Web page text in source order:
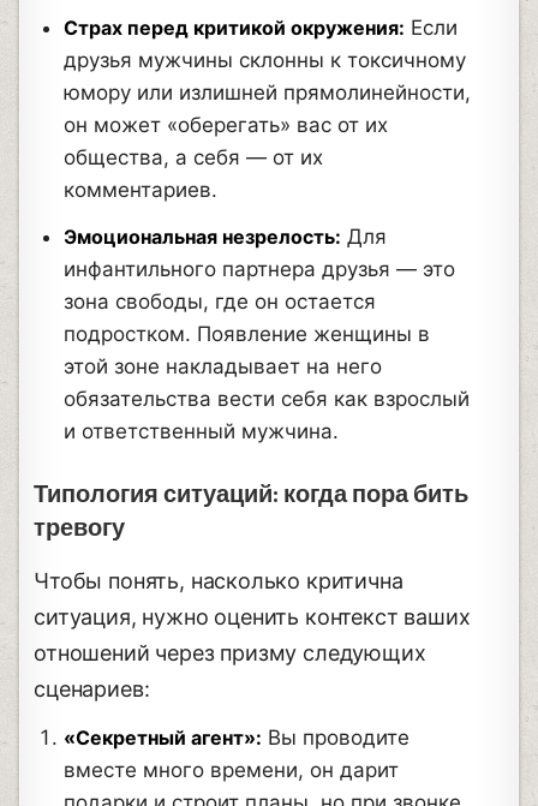
Страх перед критикой окружения: Если
друзья мужчины склонны к токсичному
юмору или излишней прямолинейности,
он может «оберегать» вас от их
общества, а себя — от их
комментариев.
Эмоциональная незрелость: Для
инфантильного партнера друзья — это
зона свободы, где он остается
подростком. Появление женщины в
этой зоне накладывает на него
обязательства вести себя как взрослый
и ответственный мужчина.
Типология ситуаций: когда пора бить
тревогу
Чтобы понять, насколько критична
ситуация, нужно оценить контекст ваших
отношений через призму следующих
сценариев:
«Секретный агент»: Вы проводите
вместе много времени, он дарит